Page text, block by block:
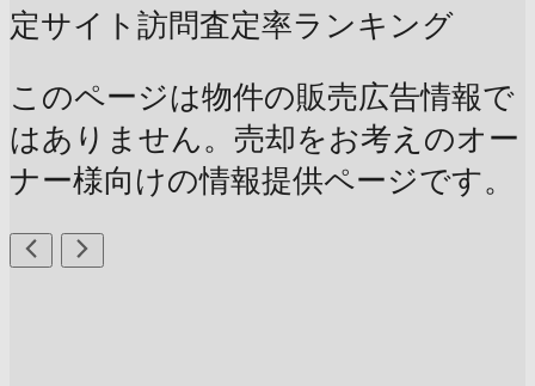
定サイト訪問査定率ランキング
このページは物件の販売広告情報で
はありません。売却をお考えのオー
ナー様向けの情報提供ページです。